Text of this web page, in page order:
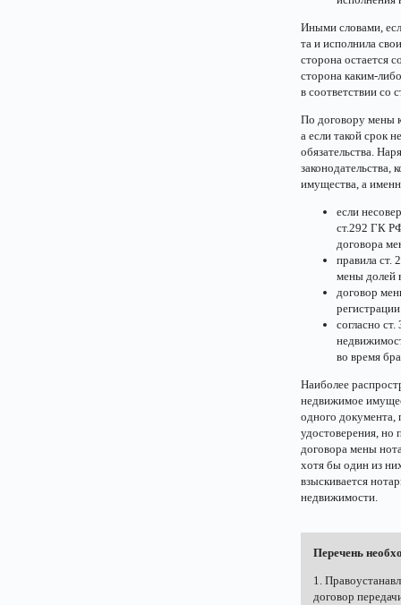
Иными словами,
та и исполнила
сторона остается
сторона каким-
в соответствии со
По договору мены
а если такой срок
обязательства.
имущества, а
если
ст.292 ГК РФ
договора
правила ст.
мены долей
договор
согласно
во время
Наиболее
недвижимое
одного документа,
удостоверения, но
договора мены
хотя бы один из
взыскивается
недвижимости.
Перечень
1.
договор